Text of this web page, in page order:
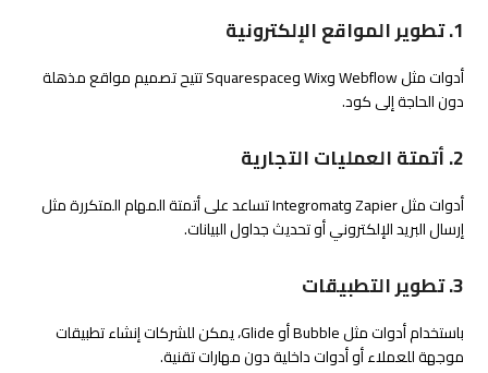
1. تطوير المواقع الإلكترونية
أدوات مثل Webflow وWix وSquarespace تتيح تصميم مواقع مذهلة
دون الحاجة إلى كود.
2. أتمتة العمليات التجارية
أدوات مثل Zapier وIntegromat تساعد على أتمتة المهام المتكررة مثل
إرسال البريد الإلكتروني أو تحديث جداول البيانات.
3. تطوير التطبيقات
باستخدام أدوات مثل Bubble أو Glide، يمكن للشركات إنشاء تطبيقات
موجهة للعملاء أو أدوات داخلية دون مهارات تقنية.